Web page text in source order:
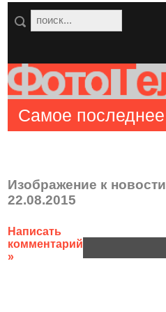
Самое последнее
Изображение к новости
22.08.2015
Написать
комментарий
»